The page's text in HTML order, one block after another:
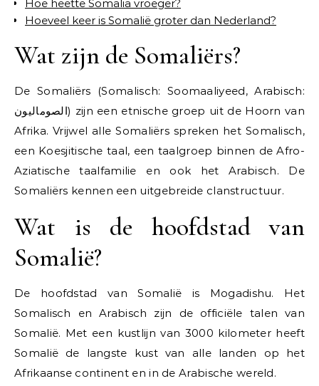
Hoe heette Somalia vroeger?
Hoeveel keer is Somalië groter dan Nederland?
Wat zijn de Somaliërs?
De Somaliërs (Somalisch: Soomaaliyeed, Arabisch:
الصوماليون) zijn een etnische groep uit de Hoorn van
Afrika. Vrijwel alle Somaliërs spreken het Somalisch,
een Koesjitische taal, een taalgroep binnen de Afro-
Aziatische taalfamilie en ook het Arabisch. De
Somaliërs kennen een uitgebreide clanstructuur.
Wat is de hoofdstad van
Somalië?
De hoofdstad van Somalië is Mogadishu. Het
Somalisch en Arabisch zijn de officiële talen van
Somalië. Met een kustlijn van 3000 kilometer heeft
Somalië de langste kust van alle landen op het
Afrikaanse continent en in de Arabische wereld.